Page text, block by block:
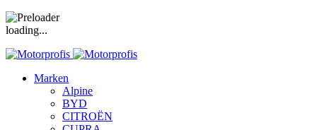
loading...
Marken
Alpine
BYD
CITROËN